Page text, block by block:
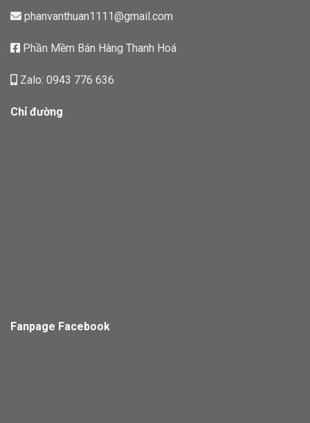
phanvanthuan1111@gmail.com
Phần Mềm Bán Hàng Thanh Hoá
Zalo: 0943 776 636
Chỉ đường
Fanpage Facebook